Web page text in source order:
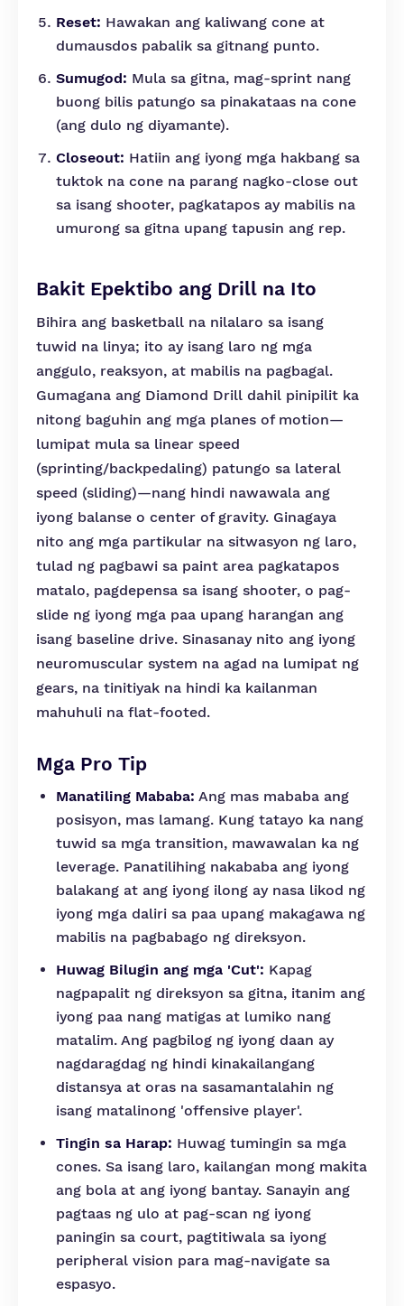
Reset: Hawakan ang kaliwang cone at
dumausdos pabalik sa gitnang punto.
Sumugod: Mula sa gitna, mag-sprint nang
buong bilis patungo sa pinakataas na cone
(ang dulo ng diyamante).
Closeout: Hatiin ang iyong mga hakbang sa
tuktok na cone na parang nagko-close out
sa isang shooter, pagkatapos ay mabilis na
umurong sa gitna upang tapusin ang rep.
Bakit Epektibo ang Drill na Ito
Bihira ang basketball na nilalaro sa isang
tuwid na linya; ito ay isang laro ng mga
anggulo, reaksyon, at mabilis na pagbagal.
Gumagana ang Diamond Drill dahil pinipilit ka
nitong baguhin ang mga planes of motion—
lumipat mula sa linear speed
(sprinting/backpedaling) patungo sa lateral
speed (sliding)—nang hindi nawawala ang
iyong balanse o center of gravity. Ginagaya
nito ang mga partikular na sitwasyon ng laro,
tulad ng pagbawi sa paint area pagkatapos
matalo, pagdepensa sa isang shooter, o pag-
slide ng iyong mga paa upang harangan ang
isang baseline drive. Sinasanay nito ang iyong
neuromuscular system na agad na lumipat ng
gears, na tinitiyak na hindi ka kailanman
mahuhuli na flat-footed.
Mga Pro Tip
Manatiling Mababa: Ang mas mababa ang
posisyon, mas lamang. Kung tatayo ka nang
tuwid sa mga transition, mawawalan ka ng
leverage. Panatilihing nakababa ang iyong
balakang at ang iyong ilong ay nasa likod ng
iyong mga daliri sa paa upang makagawa ng
mabilis na pagbabago ng direksyon.
Huwag Bilugin ang mga 'Cut': Kapag
nagpapalit ng direksyon sa gitna, itanim ang
iyong paa nang matigas at lumiko nang
matalim. Ang pagbilog ng iyong daan ay
nagdaragdag ng hindi kinakailangang
distansya at oras na sasamantalahin ng
isang matalinong 'offensive player'.
Tingin sa Harap: Huwag tumingin sa mga
cones. Sa isang laro, kailangan mong makita
ang bola at ang iyong bantay. Sanayin ang
pagtaas ng ulo at pag-scan ng iyong
paningin sa court, pagtitiwala sa iyong
peripheral vision para mag-navigate sa
espasyo.